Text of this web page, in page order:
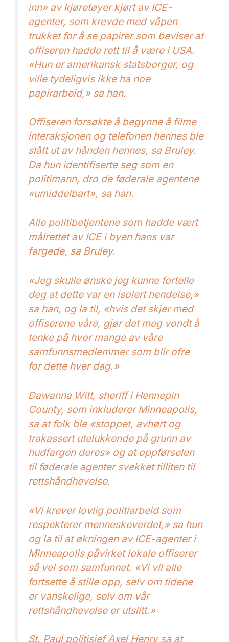
inn» av kjøretøyer kjørt av ICE-
agenter, som krevde med våpen
trukket for å se papirer som beviser at
offiseren hadde rett til å være i USA.
«Hun er amerikansk statsborger, og
ville tydeligvis ikke ha noe
papirarbeid,» sa han.
Offiseren forsøkte å begynne å filme
interaksjonen og telefonen hennes ble
slått ut av hånden hennes, sa Bruley.
Da hun identifiserte seg som en
politimann, dro de føderale agentene
«umiddelbart», sa han.
Alle politibetjentene som hadde vært
målrettet av ICE i byen hans var
fargede, sa Bruley.
«Jeg skulle ønske jeg kunne fortelle
deg at dette var en isolert hendelse,»
sa han, og la til, «hvis det skjer med
offiserene våre, gjør det meg vondt å
tenke på hvor mange av våre
samfunnsmedlemmer som blir ofre
for dette hver dag.»
Dawanna Witt, sheriff i Hennepin
County, som inkluderer Minneapolis,
sa at folk ble «stoppet, avhørt og
trakassert utelukkende på grunn av
hudfargen deres» og at oppførselen
til føderale agenter svekket tilliten til
rettshåndhevelse.
«Vi krever lovlig politiarbeid som
respekterer menneskeverdet,» sa hun
og la til at økningen av ICE-agenter i
Minneapolis påvirket lokale offiserer
så vel som samfunnet. «Vi vil alle
fortsette å stille opp, selv om tidene
er vanskelige, selv om vår
rettshåndhevelse er utslitt.»
St. Paul politisjef Axel Henry sa at